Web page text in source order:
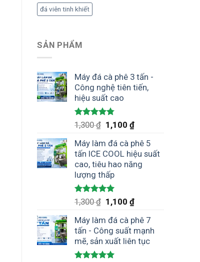
đá viên tinh khiết
SẢN PHẨM
Máy đá cà phê 3 tấn -
Công nghệ tiên tiến,
hiệu suất cao
Được xếp
hạng
4.75
5 sao
1,300₫ Giá
là:
1,300 ₫.
1,100₫Giá
tại
là:
1,100 ₫.
Máy làm đá cà phê 5
tấn ICE COOL hiệu suất
cao, tiêu hao năng
lượng thấp
Được xếp
hạng
5.00
5 sao
1,300₫ Giá
là:
1,300 ₫.
1,100₫Giá
tại
là:
1,100 ₫.
Máy làm đá cà phê 7
tấn - Công suất mạnh
mẽ, sản xuất liên tục